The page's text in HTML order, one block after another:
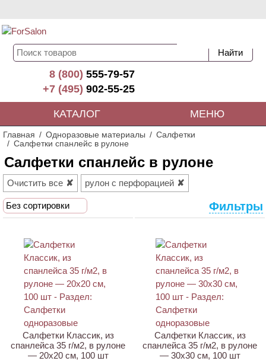
8 (800)555-79-57
+7 (495)902-55-25
КАТАЛОГ МЕНЮ
Главная Одноразовые материалы
Салфетки
Салфетки спанлейс в рулоне
Салфетки спанлейс в рулоне
Очистить все рулон с перфорацией
Без сортировки Фильтры
Салфетки Классик, из
спанлейса 35 г/м2, в рулоне
— 20х20 см, 100 шт
Салфетки Классик, из
спанлейса 35 г/м2, в рулоне
— 30х30 см, 100 шт